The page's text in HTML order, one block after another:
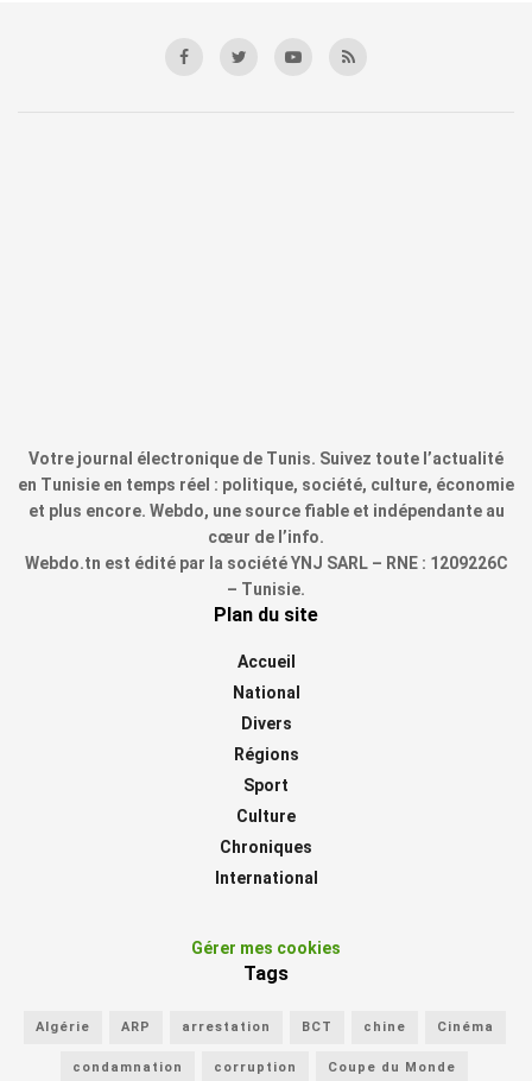
Votre journal électronique de Tunis. Suivez toute l’actualité
en Tunisie en temps réel : politique, société, culture, économie
et plus encore. Webdo, une source fiable et indépendante au
cœur de l’info.
Webdo.tn est édité par la société YNJ SARL – RNE : 1209226C
– Tunisie.
Plan du site
Accueil
National
Divers
Régions
Sport
Culture
Chroniques
International
Gérer mes cookies
Tags
Algérie ARP arrestation BCT chine Cinéma
condamnation corruption Coupe du Monde